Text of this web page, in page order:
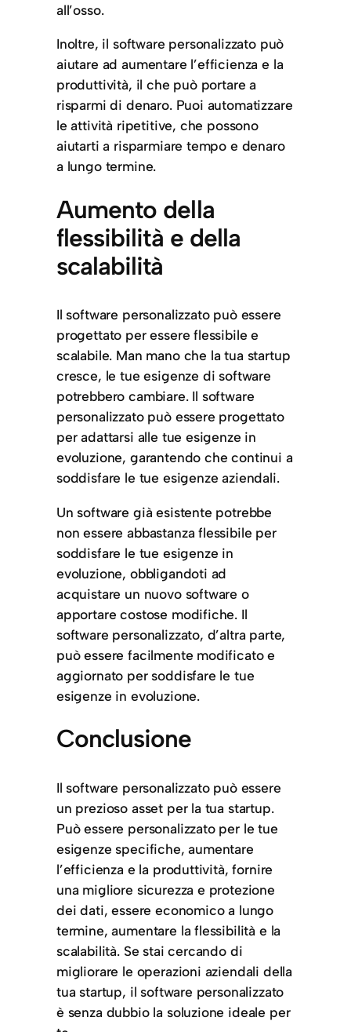
all’osso.
Inoltre, il software personalizzato può
aiutare ad aumentare l’efficienza e la
produttività, il che può portare a
risparmi di denaro. Puoi automatizzare
le attività ripetitive, che possono
aiutarti a risparmiare tempo e denaro
a lungo termine.
Aumento della
flessibilità e della
scalabilità
Il software personalizzato può essere
progettato per essere flessibile e
scalabile. Man mano che la tua startup
cresce, le tue esigenze di software
potrebbero cambiare. Il software
personalizzato può essere progettato
per adattarsi alle tue esigenze in
evoluzione, garantendo che continui a
soddisfare le tue esigenze aziendali.
Un software già esistente potrebbe
non essere abbastanza flessibile per
soddisfare le tue esigenze in
evoluzione, obbligandoti ad
acquistare un nuovo software o
apportare costose modifiche. Il
software personalizzato, d’altra parte,
può essere facilmente modificato e
aggiornato per soddisfare le tue
esigenze in evoluzione.
Conclusione
Il software personalizzato può essere
un prezioso asset per la tua startup.
Può essere personalizzato per le tue
esigenze specifiche, aumentare
l’efficienza e la produttività, fornire
una migliore sicurezza e protezione
dei dati, essere economico a lungo
termine, aumentare la flessibilità e la
scalabilità. Se stai cercando di
migliorare le operazioni aziendali della
tua startup, il software personalizzato
è senza dubbio la soluzione ideale per